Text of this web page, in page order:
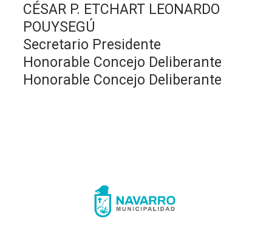
CÉSAR P. ETCHART LEONARDO
POUYSEGÚ
Secretario Presidente
Honorable Concejo Deliberante
Honorable Concejo Deliberante